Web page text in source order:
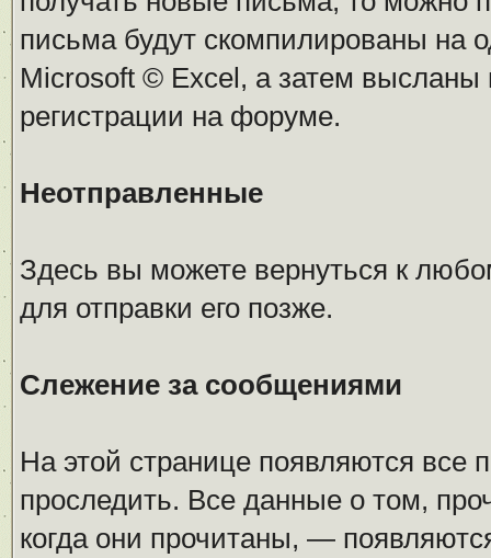
письма будут скомпилированы на
Microsoft © Excel, а затем
регистрации на форуме.
Неотправленные
Здесь вы можете вернуться к
для отправки его позже.
Слежение за сообщениями
На этой странице появляются
проследить. Все данные о том,
когда они прочитаны, —